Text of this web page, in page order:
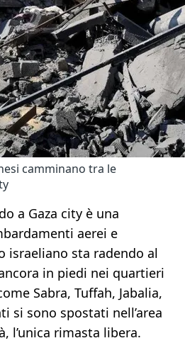
camminano tra le
a Gaza city è una
aerei e
israeliano sta radendo al
in piedi nei quartieri
Sabra, Tuffah, Jabalia,
si sono spostati nell’area
l’unica rimasta libera.